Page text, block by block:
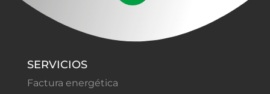
SERVICIOS
Factura energética